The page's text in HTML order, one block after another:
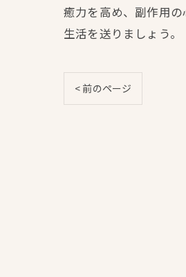
癒力を高め、副作用
生活を送りましょう。
< 前のページ